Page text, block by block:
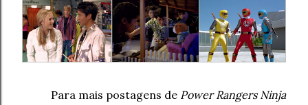
Para mais postagens de Power Rangers Ninja